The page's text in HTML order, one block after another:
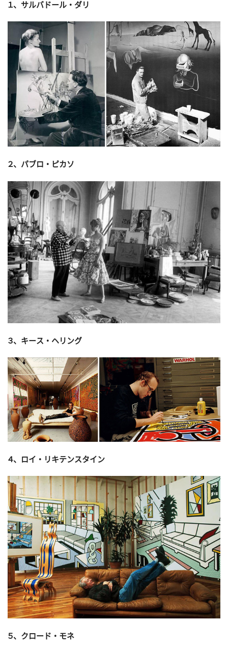
１、サルバドール・ダリ
２、パブロ・ピカソ
３、キース・ヘリング
４、ロイ・リキテンスタイン
５、クロード・モネ